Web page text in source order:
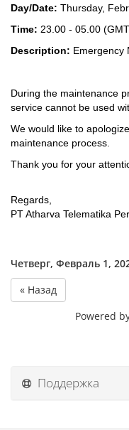
Day/Date: Thursday,
Time: 23.00 - 05.00
Description: Emergency
During the maintenance
service cannot be used
We would like to
maintenance process.
Thank you for your
Regards,
PT Atharva Telematika
Четверг, Февраль 1,
« Назад
Powered
Поддержка